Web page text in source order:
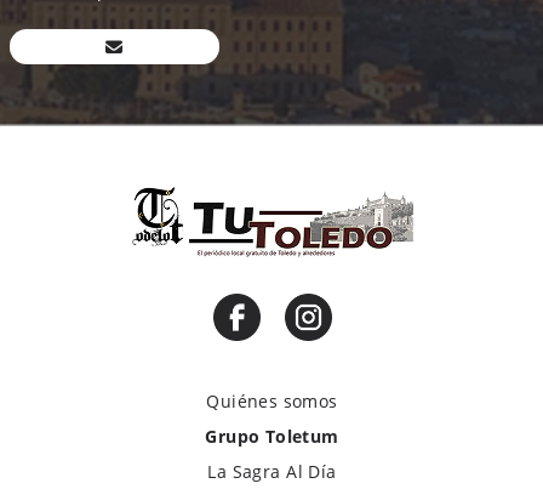
Quiénes somos
Grupo Toletum
La Sagra Al Día